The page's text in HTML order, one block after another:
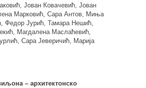
Јован Ковачевић, Јован
Марковић, Сара Антов, Миња
Федор Јурић, Тамара Нешић,
Магдалена Маслаћевић,
Сара Јеверичић, Марија
– архитектонско